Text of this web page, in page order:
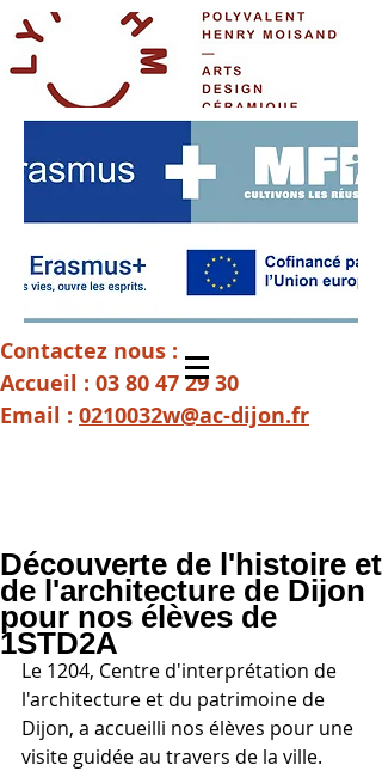
Contactez nous :
Accueil : 03 80 47 29 30
Email : 0210032w@ac-dijon.fr
Découverte de l'histoire et
de l'architecture de Dijon
pour nos élèves de
1STD2A
Le 1204, Centre d'interprétation de
l'architecture et du patrimoine de
Dijon, a accueilli nos élèves pour une
visite guidée au travers de la ville.